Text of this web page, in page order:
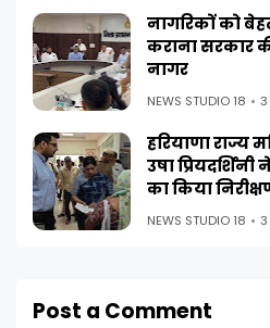
नागरिकों को
कराना सरकार
नागर
NEWS STUDIO 18 3
हरियाणा राज्य
उषा
का किया
NEWS STUDIO 18 3
Post a Comment